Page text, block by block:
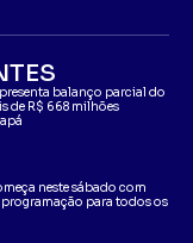
balanço parcial do
de R$ 668 milhões
neste sábado com
programação para todos os